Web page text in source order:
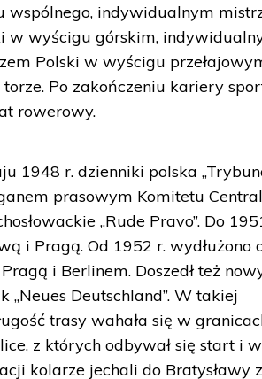
wspólnego, indywidualnym
w wyścigu górskim,
Polski w wyścigu
Po zakończeniu kariery
rowerowy.
1948 r. dzienniki polska
prasowym Komitetu
„Rude Pravo”. Do
i Pragą. Od 1952 r. wydłużono
i Berlinem. Doszedł też
Deutschland”. W takiej
trasy wahała się w
z których odbywał się start i
kolarze jechali do Bratysławy